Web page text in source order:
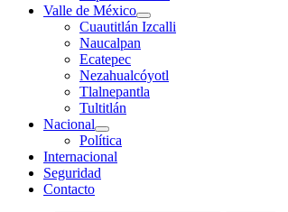
Valle de México
Cuautitlán Izcalli
Naucalpan
Ecatepec
Nezahualcóyotl
Tlalnepantla
Tultitlán
Nacional
Política
Internacional
Seguridad
Contacto